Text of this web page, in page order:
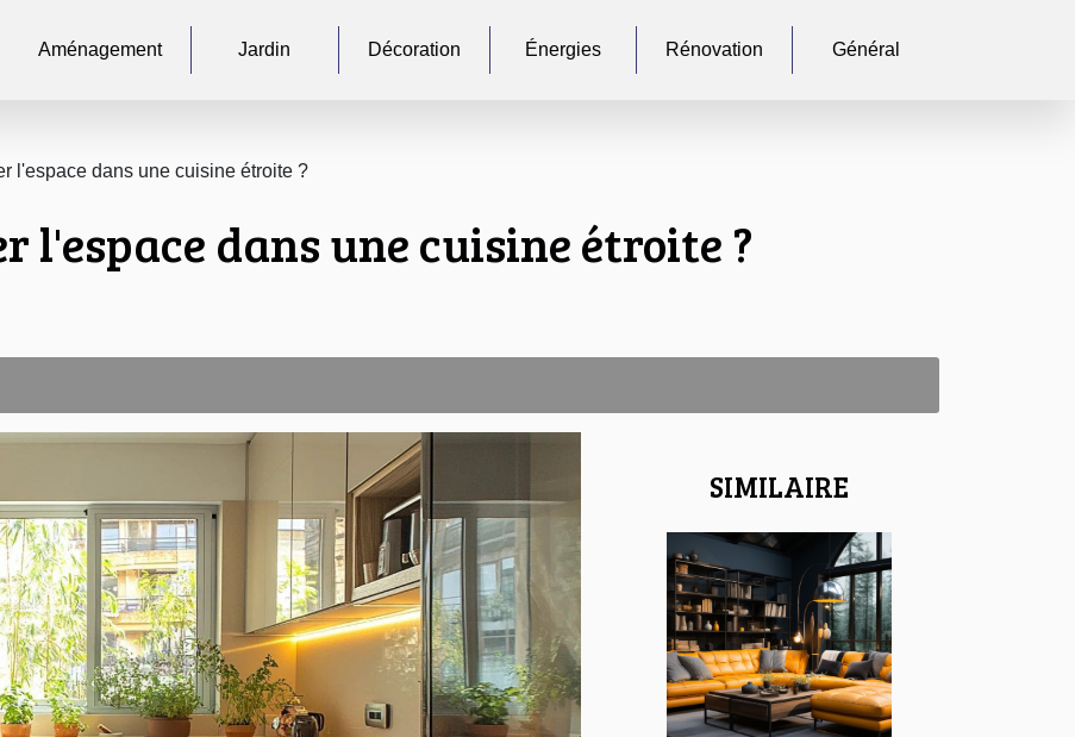
Aménagement Jardin Décoration Énergies Rénovation Général
l'espace dans une cuisine étroite ?
l'espace dans une cuisine étroite ?
SIMILAIRE